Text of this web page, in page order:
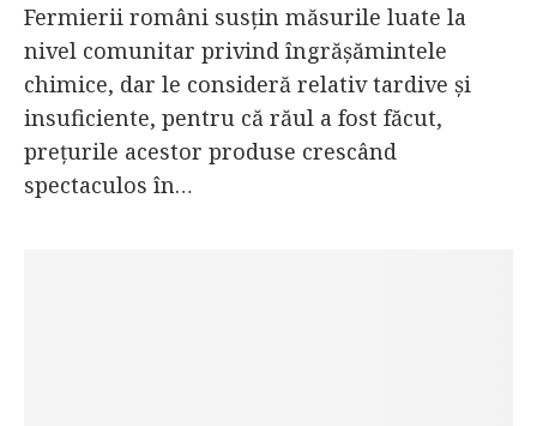
Fermierii români susțin măsurile luate la
nivel comunitar privind îngrășămintele
chimice, dar le consideră relativ tardive și
insuficiente, pentru că răul a fost făcut,
prețurile acestor produse crescând
spectaculos în…